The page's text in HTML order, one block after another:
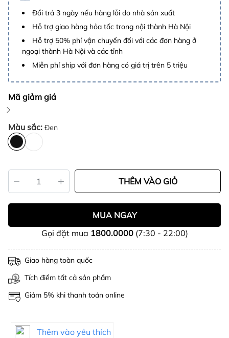
Đổi trả 3 ngày nếu hàng lỗi do nhà sản xuất
Hỗ trợ giao hàng hỏa tốc trong nội thành Hà Nội
Hỗ trợ 50% phí vận chuyển đối với các đơn hàng ở
ngoại thành Hà Nội và các tỉnh
Miễn phí ship với đơn hàng có giá trị trên 5 triệu
Mã giảm giá
Màu sắc: Đen
THÊM VÀO GIỎ
MUA NGAY
Gọi đặt mua 1800.0000(7:30 - 22:00)
Giao hàng toàn quốc
Tích điểm tất cả sản phẩm
Giảm 5% khi thanh toán online
Thêm vào yêu thích